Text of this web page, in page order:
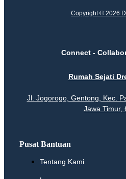
Copyright © 2026
Connect -
Rumah Sejati
Jl. Jogorogo, Gentong, Kec.
Jawa Timur,
Pusat Bantuan
Tentang Kami